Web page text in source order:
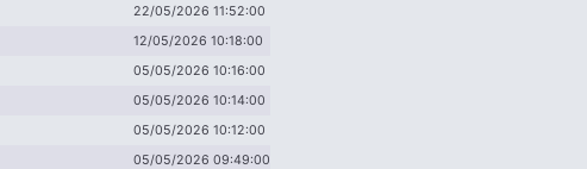
22/05/2026 11:52:00
12/05/2026 10:18:00
05/05/2026 10:16:00
05/05/2026 10:14:00
05/05/2026 10:12:00
05/05/2026 09:49:00